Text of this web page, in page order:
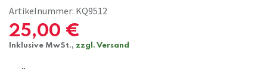
Artikelnummer: KQ9512
25,00 €
Inklusive MwSt., zzgl. Versand